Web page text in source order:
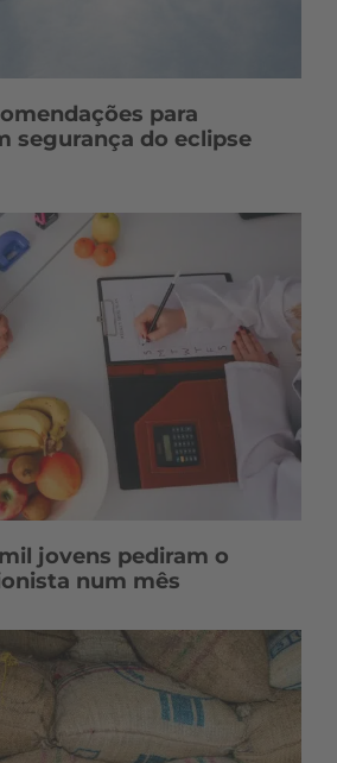
para
segurança do eclipse
jovens pediram o
num mês